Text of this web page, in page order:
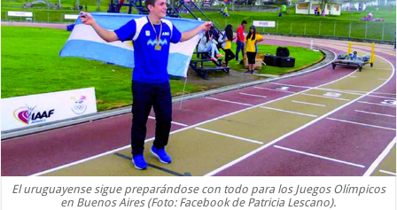
El uruguayense sigue preparándose con todo para los Juegos Olímpicos
en Buenos Aires (Foto: Facebook de Patricia Lescano).